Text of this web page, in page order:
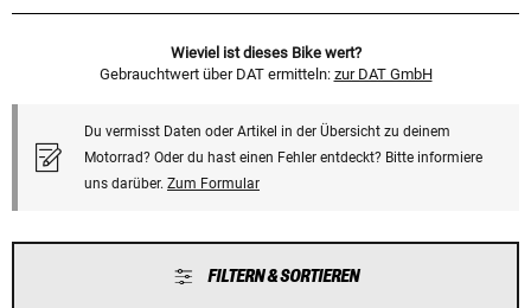
Wieviel ist dieses Bike wert?
Gebrauchtwert über DAT ermitteln: zur DAT GmbH
Du vermisst Daten oder Artikel in der Übersicht zu deinem
Motorrad? Oder du hast einen Fehler entdeckt? Bitte informiere
uns darüber. Zum Formular
FILTERN & SORTIEREN